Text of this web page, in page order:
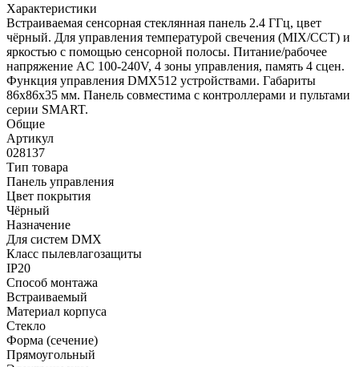
Характеристики
Встраиваемая сенсорная стеклянная панель 2.4 ГГц, цвет
чёрный. Для управления температурой свечения (MIX/CCT) и
яркостью с помощью сенсорной полосы. Питание/рабочее
напряжение AC 100-240V, 4 зоны управления, память 4 сцен.
Функция управления DMX512 устройствами. Габариты
86х86х35 мм. Панель совместима с контроллерами и пультами
серии SMART.
Общие
Артикул
028137
Тип товара
Панель управления
Цвет покрытия
Чёрный
Назначение
Для систем DMX
Класс пылевлагозащиты
IP20
Способ монтажа
Встраиваемый
Материал корпуса
Стекло
Форма (сечение)
Прямоугольный